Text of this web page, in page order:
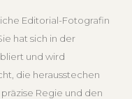
Editorial-Fotografin
hat sich in der
und wird
die herausstechen
Regie und den